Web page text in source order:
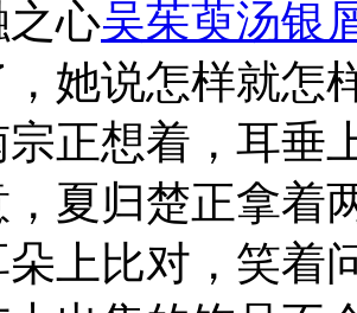
之心吴茱萸汤银
她说怎样就怎
正想着，耳垂
，夏归楚正拿着
上比对，笑着